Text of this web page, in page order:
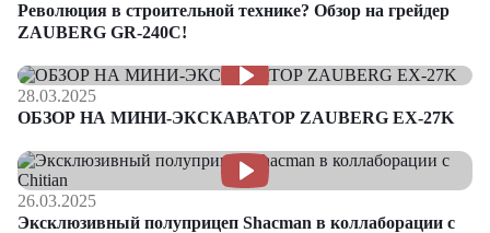
Революция в строительной технике? Обзор на грейдер
ZAUBERG GR-240C!
28.03.2025
ОБЗОР НА МИНИ-ЭКСКАВАТОР ZAUBERG EX-27K
26.03.2025
Эксклюзивный полуприцеп Shacman в коллаборации с